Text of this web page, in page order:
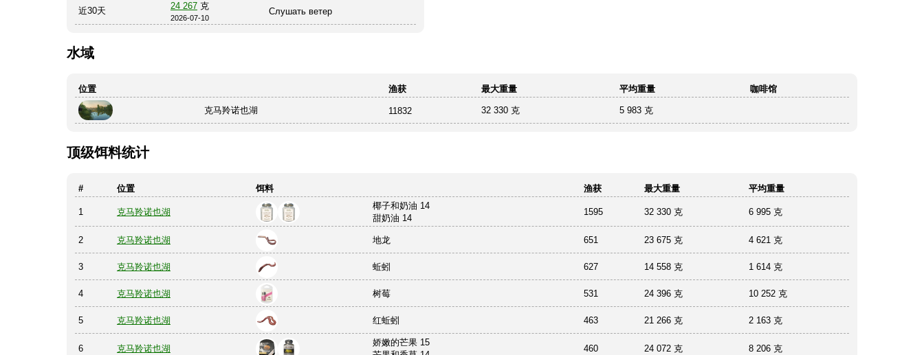
近30天 24 267 克
2026-07-10
Слушать ветер
水域
位置 渔获 最大重量 平均重量 咖啡馆
克马羚诺也湖 11832 32 330 克 5 983 克
顶级饵料统计
# 位置 饵料 渔获 最大重量 平均重量
1 克马羚诺也湖
椰子和奶油 14
甜奶油 14
1595 32 330 克 6 995 克
2 克马羚诺也湖 地龙 651 23 675 克 4 621 克
3 克马羚诺也湖 蚯蚓 627 14 558 克 1 614 克
4 克马羚诺也湖 树莓 531 24 396 克 10 252 克
5 克马羚诺也湖 红蚯蚓 463 21 266 克 2 163 克
6 克马羚诺也湖
娇嫩的芒果 15
460 24 072 克 8 206 克